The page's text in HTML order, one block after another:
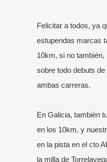
Felicitar a todos, ya
estupendas marcas
10km, si no
sobre todo debuts
ambas carreras.
En Galicia, también
en los 10km, y
en la pista en el cto
la milla de